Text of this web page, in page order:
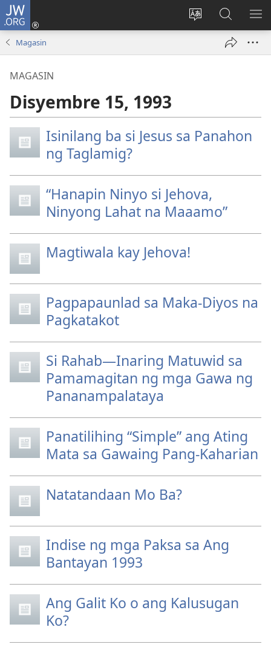
JW.ORG
Baguhin
Mag-
log
sa
JW.ORG
Magasin
MAGASIN
Disyembre 15, 1993
Isinilang ba si Jesus sa Panahon
ng Taglamig?
“Hanapin Ninyo si Jehova,
Ninyong Lahat na Maaamo”
Magtiwala kay Jehova!
Pagpapaunlad sa Maka-Diyos na
Pagkatakot
Si Rahab—Inaring Matuwid sa
Pamamagitan ng mga Gawa ng
Pananampalataya
Panatilihing “Simple” ang Ating
Mata sa Gawaing Pang-Kaharian
Natatandaan Mo Ba?
Indise ng mga Paksa sa Ang
Bantayan 1993
Ang Galit Ko o ang Kalusugan
Ko?